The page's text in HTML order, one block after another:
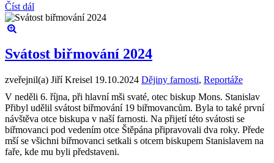
Číst dál
Svátost biřmování 2024
zveřejnil(a) Jiří Kreisel 19.10.2024 Dějiny farnosti, Reportáže
V neděli 6. října, při hlavní mši svaté, otec biskup Mons. Stanislav
Přibyl udělil svátost biřmování 19 biřmovancům. Byla to také první
návštěva otce biskupa v naší farnosti. Na přijetí této svátosti se
biřmovanci pod vedením otce Štěpána připravovali dva roky. Přede
mší se všichni biřmovanci setkali s otcem biskupem Stanislavem na
faře, kde mu byli představeni.